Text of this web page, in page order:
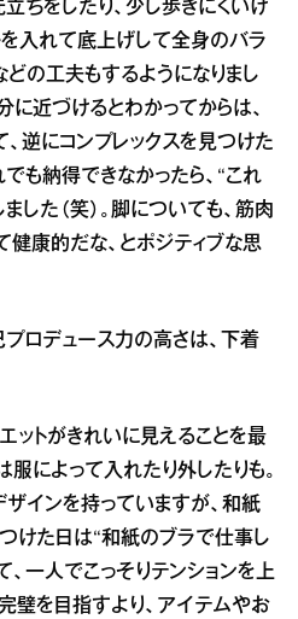
ちをしたり、少し歩きにくいけ
入れて底上げして全身のバラ
どの工夫もするようになりまし
に近づけるとわかってからは、
、逆にコンプレックスを見つけた
も納得できなかったら、“これ
した（笑）。脚についても、筋肉
健康的だな、とポジティブな思
ロデュース力の高さは、下着
ットがきれいに見えることを最
服によって入れたり外したりも。
インを持っていますが、和紙
けた日は“和紙のブラで仕事し
、一人でこっそりテンションを上
璧を目指すより、アイテムやお